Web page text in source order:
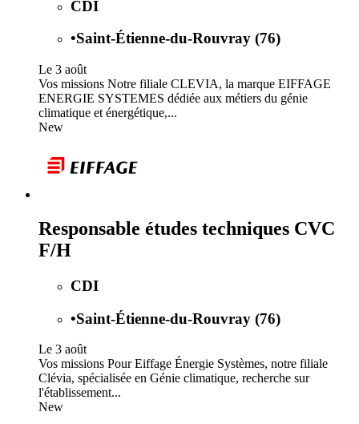
CDI
•Saint-Étienne-du-Rouvray (76)
Le 3 août
Vos missions Notre filiale CLEVIA, la marque EIFFAGE
ENERGIE SYSTEMES dédiée aux métiers du génie
climatique et énergétique,...
New
Responsable études techniques CVC
F/H
CDI
•Saint-Étienne-du-Rouvray (76)
Le 3 août
Vos missions Pour Eiffage Énergie Systèmes, notre filiale
Clévia, spécialisée en Génie climatique, recherche sur
l'établissement...
New